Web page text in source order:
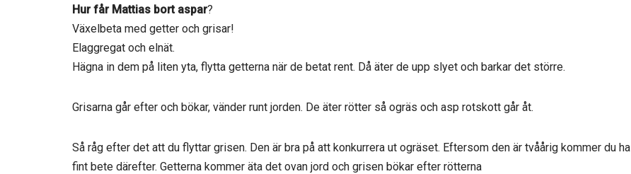
Hur får Mattias bort aspar?
Växelbeta med getter och grisar!
Elaggregat och elnät.
Hägna in dem på liten yta, flytta getterna när de betat rent. Då äter de upp slyet och barkar det större.
Grisarna går efter och bökar, vänder runt jorden. De äter rötter så ogräs och asp rotskott går åt.
Så råg efter det att du flyttar grisen. Den är bra på att konkurrera ut ogräset. Eftersom den är tvåårig kommer du ha
fint bete därefter. Getterna kommer äta det ovan jord och grisen bökar efter rötterna